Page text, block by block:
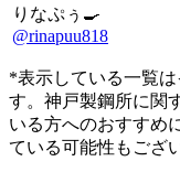
りなぷぅ🍳
@rinapuu818
*表示している一覧
す。神戸製鋼所に関
いる方へのおすすめ
ている可能性もござ